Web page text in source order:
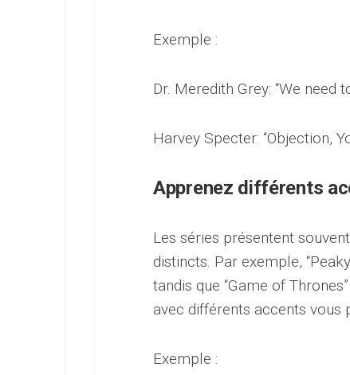
Exemple :
Dr. Meredith Grey: “We need
Harvey Specter: “Objection,
Apprenez différents
Les séries présentent
distincts. Par exemple,
tandis que “Game of
avec différents accents vous
Exemple :